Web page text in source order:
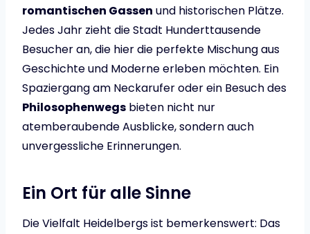
romantischen Gassen und historischen Plätze.
Jedes Jahr zieht die Stadt Hunderttausende
Besucher an, die hier die perfekte Mischung aus
Geschichte und Moderne erleben möchten. Ein
Spaziergang am Neckarufer oder ein Besuch des
Philosophenwegs bieten nicht nur
atemberaubende Ausblicke, sondern auch
unvergessliche Erinnerungen.
Ein Ort für alle Sinne
Die Vielfalt Heidelbergs ist bemerkenswert: Das